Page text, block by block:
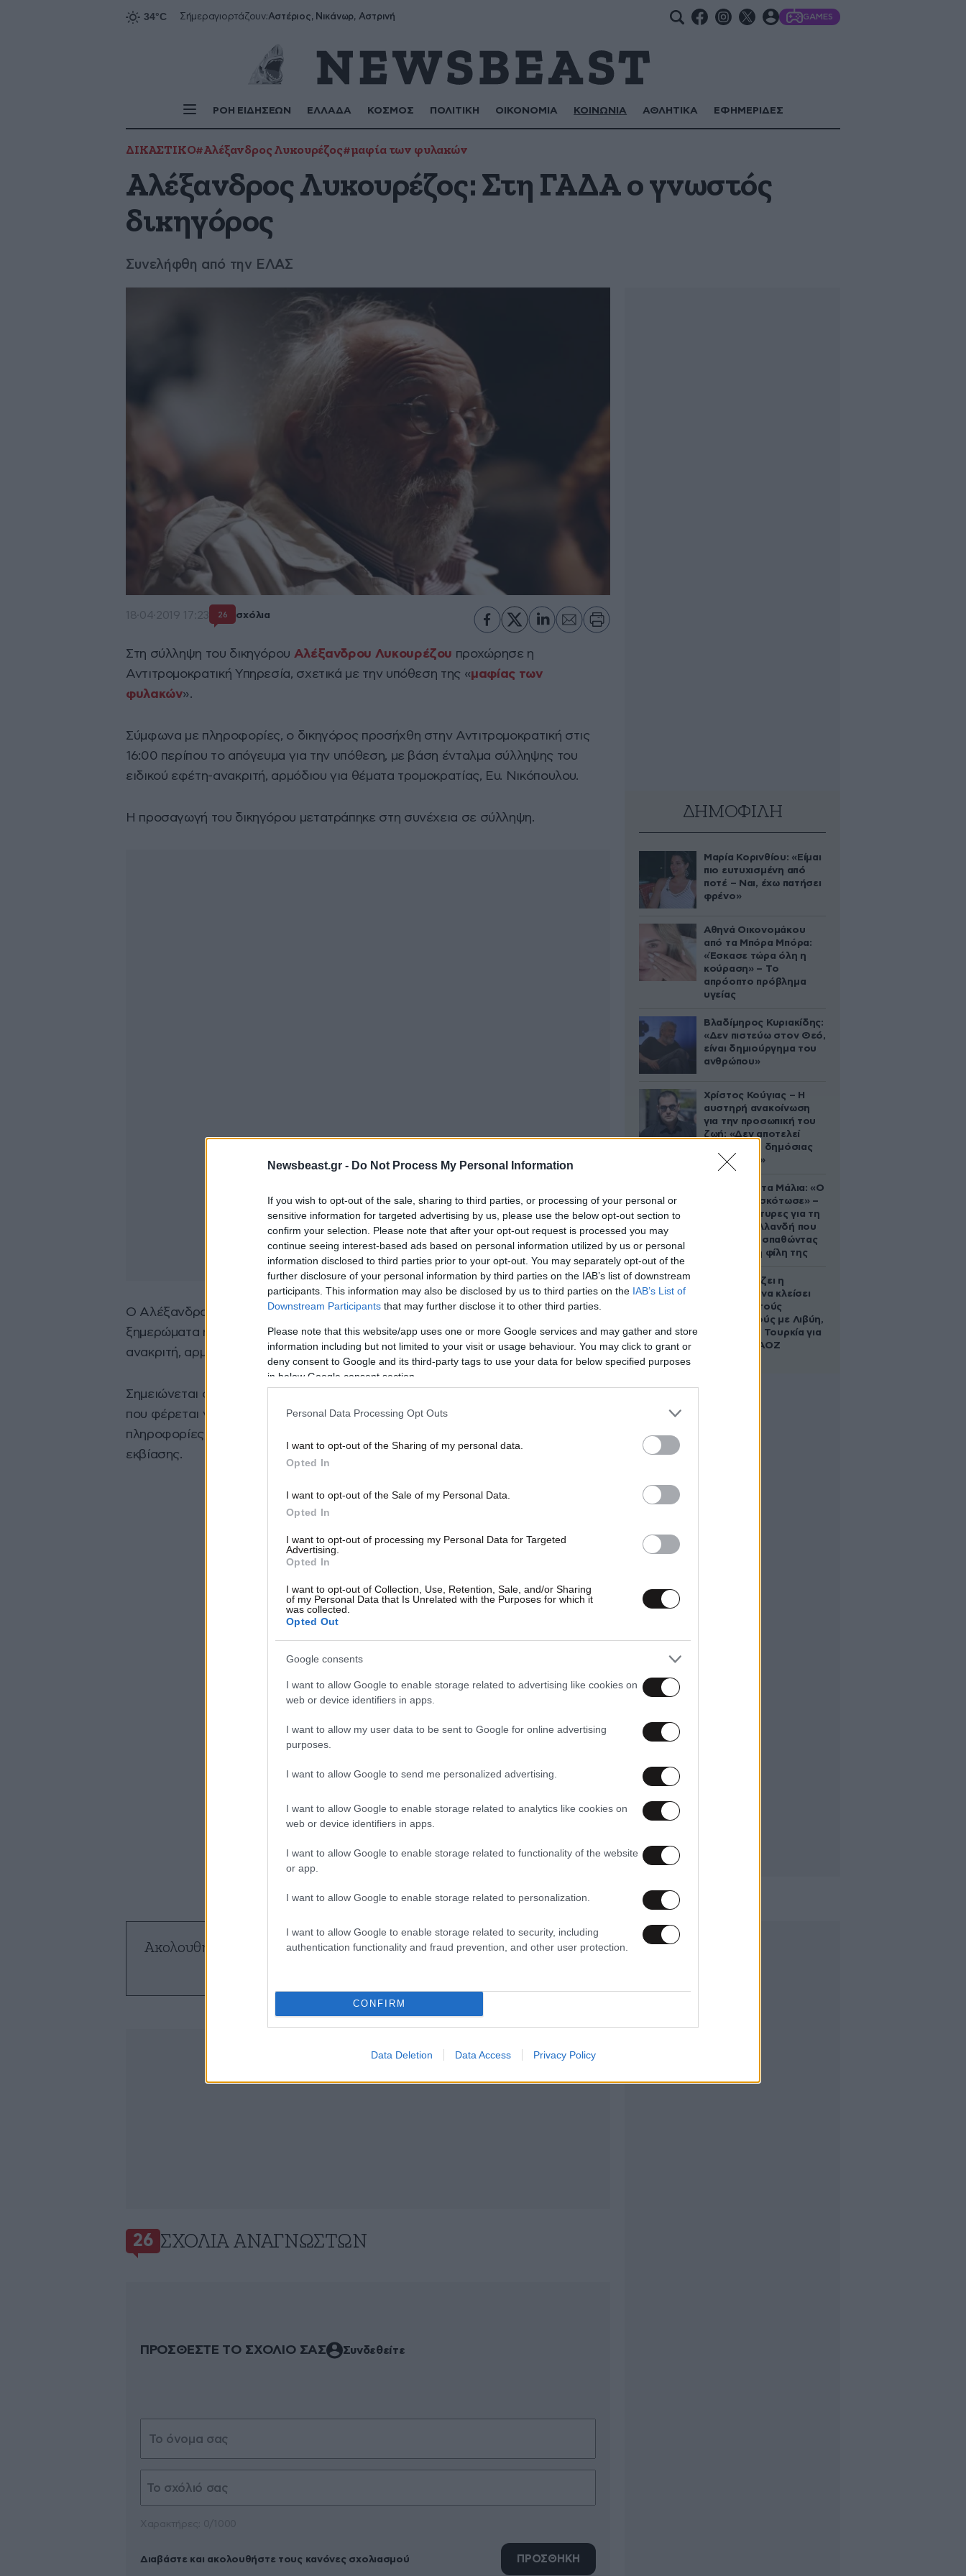
Newsbeast.gr - Do Not Process My Personal Information
If you wish to opt-out of the sale, sharing to third parties, or processing of your personal or
sensitive information for targeted advertising by us, please use the below opt-out section to
confirm your selection. Please note that after your opt-out request is processed you may
continue seeing interest-based ads based on personal information utilized by us or personal
information disclosed to third parties prior to your opt-out. You may separately opt-out of the
further disclosure of your personal information by third parties on the IAB’s list of downstream
participants. This information may also be disclosed by us to third parties on the IAB’s List of
Downstream Participants that may further disclose it to other third parties.
Please note that this website/app uses one or more Google services and may gather and store
information including but not limited to your visit or usage behaviour. You may click to grant or
deny consent to Google and its third-party tags to use your data for below specified purposes
in below Google consent section.
Personal Data Processing Opt Outs
I want to opt-out of the Sharing of my personal data.
Opted In
I want to opt-out of the Sale of my Personal Data.
Opted In
I want to opt-out of processing my Personal Data for Targeted
Advertising.
Opted In
I want to opt-out of Collection, Use, Retention, Sale, and/or Sharing
of my Personal Data that Is Unrelated with the Purposes for which it
was collected.
Opted Out
Google consents
I want to allow Google to enable storage related to advertising like cookies on
web or device identifiers in apps.
I want to allow my user data to be sent to Google for online advertising
purposes.
I want to allow Google to send me personalized advertising.
I want to allow Google to enable storage related to analytics like cookies on
web or device identifiers in apps.
I want to allow Google to enable storage related to functionality of the website
or app.
I want to allow Google to enable storage related to personalization.
I want to allow Google to enable storage related to security, including
authentication functionality and fraud prevention, and other user protection.
CONFIRM
Data Deletion Data Access Privacy Policy
Σήμεραγιορτάζουν:Αστέριος, Νικάνωρ, Αστρινή GAMES
ΡΟΗ ΕΙΔΗΣΕΩΝ ΕΛΛΑΔΑ ΚΟΣΜΟΣ ΠΟΛΙΤΙΚΗ ΟΙΚΟΝΟΜΙΑ ΚΟΙΝΩΝΙΑ ΑΘΛΗΤΙΚΑ ΕΦΗΜΕΡΙΔΕΣ
ΔΙΚΑΣΤΙΚΟ#Αλέξανδρος Λυκουρέζος#μαφία των φυλακών
Αλέξανδρος Λυκουρέζος: Στη ΓΑΔΑ ο γνωστός
δικηγόρος
Συνελήφθη από την ΕΛΑΣ
18·04·2019 17:23 26 σχόλια
Στη σύλληψη του δικηγόρου Αλέξανδρου Λυκουρέζου προχώρησε η
Αντιτρομοκρατική Υπηρεσία, σχετικά με την υπόθεση της «μαφίας των
φυλακών».
Σύμφωνα με πληροφορίες, ο δικηγόρος προσήχθη στην Αντιτρομοκρατική στις
16:00 περίπου το απόγευμα για την υπόθεση, με βάση ένταλμα σύλληψης του
ειδικού εφέτη-ανακριτή, αρμόδιου για θέματα τρομοκρατίας, Ευ. Νικόπουλου.
Η προσαγωγή του δικηγόρου μετατράπηκε στη συνέχεια σε σύλληψη.
Ο Αλέξανδρος Λυκουρέζος, σύμφωνα με πληροφορίες, θα οδηγηθεί τα
ξημερώματα ή το αργότερο το πρωί της Παρασκευής ενώπιον του ειδικού εφέτη-
ανακριτή, αρμόδιου για θέματα τρομοκρατίας.
Σημειώνεται ότι ένταλμα σύλληψης έχει εκδοθεί και για έναν ακόμα ποινικολόγο
που φέρεται να εμπλέκεται στην υπόθεση. Οι δυο δικηγόροι, σύμφωνα με
πληροφορίες, κατηγορούνται για σύσταση εγκληματικής οργάνωσης και απόπειρα
εκβίασης.
ΔΗΜΟΦΙΛΗ
Μαρία Κορινθίου: «Είμαι
πιο ευτυχισμένη από
ποτέ – Ναι, έχω πατήσει
φρένο»
Αθηνά Οικονομάκου
από τα Μπόρα Μπόρα:
«Έσκασε τώρα όλη η
κούραση» – Το
απρόοπτο πρόβλημα
υγείας
Βλαδίμηρος Κυριακίδης:
«Δεν πιστεύω στον Θεό,
είναι δημιούργημα του
ανθρώπου»
Χρίστος Κούγιας – Η
αυστηρή ανακοίνωση
για την προσωπική του
ζωή: «Δεν αποτελεί
αντικείμενο δημόσιας
συζήτησης»
Τραγωδία στα Μάλια: «Ο
πανικός τη σκότωσε» –
Τι λένε μάρτυρες για τη
42χρονη Ολλανδή που
πνίγηκε προσπαθώντας
να σώσει τη φίλη της
Πώς σχεδιάζει η
κυβέρνηση να κλείσει
τους ανοιχτούς
λογαριασμούς με Λιβύη,
Αλβανία και Τουρκία για
τη χάραξη ΑΟΖ
Ακολουθήστε το NEWSBEASTστοGoogle Newsκαι μάθετε πρώτοι
26 ΣΧΌΛΙΑ ΑΝΑΓΝΩΣΤΏΝ
ΠΡΟΣΘΕΣΤΕ ΤΟ ΣΧΟΛΙΟ ΣΑΣ Συνδεθείτε
Διαβάστε και ακολουθήστε τους κανόνες σχολιασμού ΠΡΟΣΘΗΚΗ